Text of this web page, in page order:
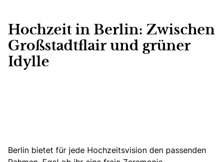
Hochzeit in Berlin: Zwischen
Großstadtflair und grüner
Idylle
Berlin bietet für jede Hochzeitsvision den passenden